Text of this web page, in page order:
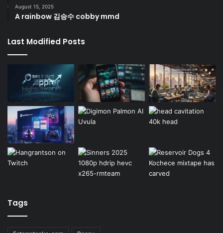
August 15, 2025
A rainbow 김승수 cobby mmd
Last Modified Posts
Tags